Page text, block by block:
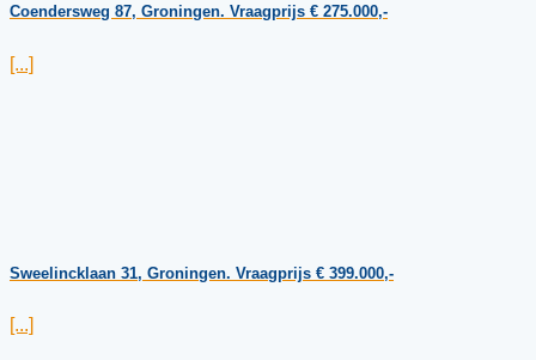
Coendersweg 87, Groningen. Vraagprijs € 275.000,-
[...]
Sweelincklaan 31, Groningen. Vraagprijs € 399.000,-
[...]